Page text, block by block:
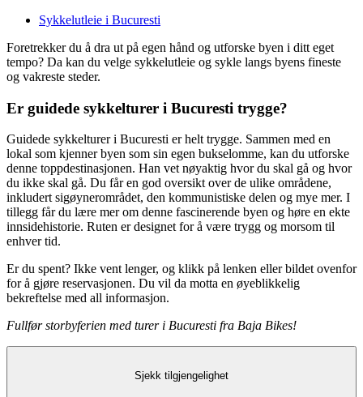
Sykkelutleie i Bucuresti
Foretrekker du å dra ut på egen hånd og utforske byen i ditt eget
tempo? Da kan du velge sykkelutleie og sykle langs byens fineste
og vakreste steder.
Er guidede sykkelturer i Bucuresti trygge?
Guidede sykkelturer i Bucuresti er helt trygge. Sammen med en
lokal som kjenner byen som sin egen bukselomme, kan du utforske
denne toppdestinasjonen. Han vet nøyaktig hvor du skal gå og hvor
du ikke skal gå. Du får en god oversikt over de ulike områdene,
inkludert sigøynerområdet, den kommunistiske delen og mye mer. I
tillegg får du lære mer om denne fascinerende byen og høre en ekte
innsidehistorie. Ruten er designet for å være trygg og morsom til
enhver tid.
Er du spent? Ikke vent lenger, og klikk på lenken eller bildet ovenfor
for å gjøre reservasjonen. Du vil da motta en øyeblikkelig
bekreftelse med all informasjon.
Fullfør storbyferien med turer i Bucuresti fra Baja Bikes!
Sjekk tilgjengelighet